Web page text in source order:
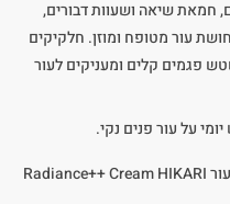
חמאת שיאה ושעוות דבורים,
עור מטופח ומוזן. חלקיקים
פגמים קלים ומעניקים לעור